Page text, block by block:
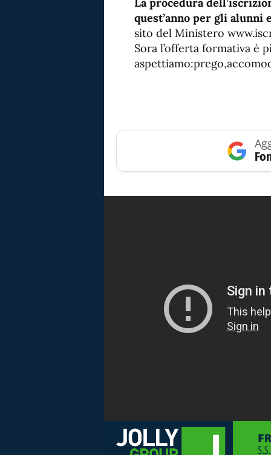
quest’anno per gli alunni
sito del Ministero
Sora l’offerta formativa è